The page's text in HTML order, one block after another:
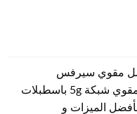
مقوي سيرفس
اسطبلات الفروانية الكويت تركيب مقوي شبكة 5g باسطبلات
الميزات و